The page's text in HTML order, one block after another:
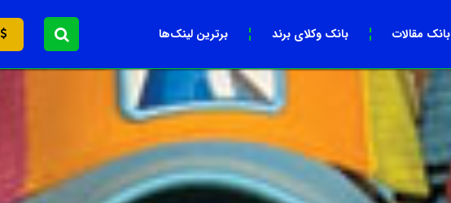
بانک مقالات بانک وکلای برند برترین لینک‌ها